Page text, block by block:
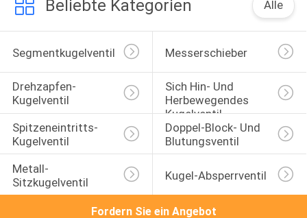
Beliebte Kategorien Alle
Segmentkugelventil Messerschieber
Drehzapfen-
Kugelventil
Sich Hin- Und
Herbewegendes
Kugelventil
Spitzeneintritts-
Kugelventil
Doppel-Block- Und
Blutungsventil
Metall-
Sitzkugelventil
Kugel-Absperrventil
Fordern Sie ein Angebot